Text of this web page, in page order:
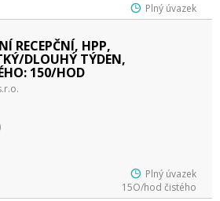
Plný úvazek
RECEPČNÍ, HPP,
DLOUHÝ TÝDEN,
150/HOD
Plný úvazek
15O/hod čistého